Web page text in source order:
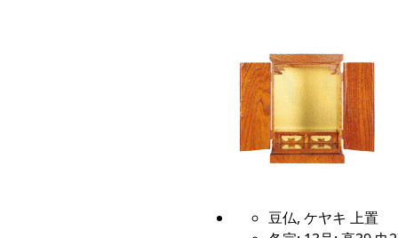
豆仏, ケヤキ 上置